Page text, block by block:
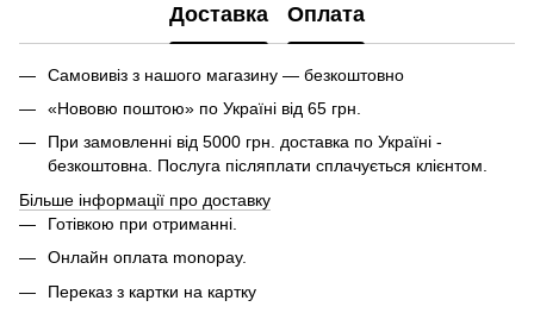
Доставка Оплата
Самовивіз з нашого магазину — безкоштовно
«Нововю поштою» по Україні від 65 грн.
При замовленні від 5000 грн. доставка по Україні -
безкоштовна. Послуга післяплати сплачується клієнтом.
Більше інформації про доставку
Готівкою при отриманні.
Онлайн оплата monopay.
Переказ з картки на картку